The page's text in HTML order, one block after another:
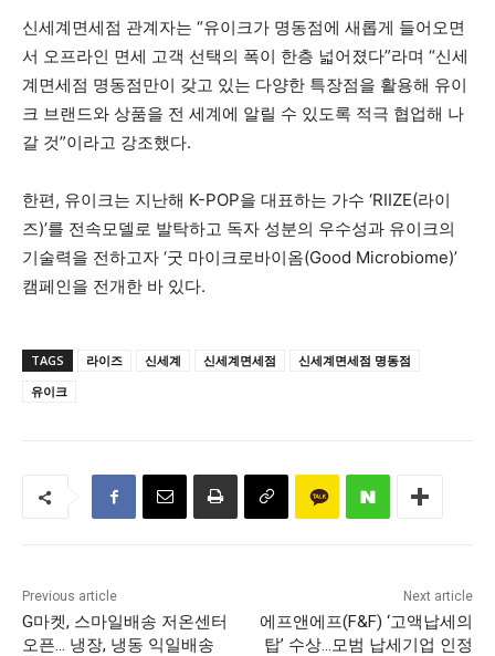
신세계면세점 관계자는 “유이크가 명동점에 새롭게 들어오면
서 오프라인 면세 고객 선택의 폭이 한층 넓어졌다”라며 “신세
계면세점 명동점만이 갖고 있는 다양한 특장점을 활용해 유이
크 브랜드와 상품을 전 세계에 알릴 수 있도록 적극 협업해 나
갈 것”이라고 강조했다.
한편, 유이크는 지난해 K-POP을 대표하는 가수 ‘RIIZE(라이
즈)’를 전속모델로 발탁하고 독자 성분의 우수성과 유이크의
기술력을 전하고자 ‘굿 마이크로바이옴(Good Microbiome)’
캠페인을 전개한 바 있다.
TAGS 라이즈 신세계 신세계면세점
신세계면세점 명동점
유이크
Previous article
G마켓, 스마일배송 저온센터
오픈… 냉장, 냉동 익일배송
Next article
에프앤에프(F&F) ‘고액납세의
탑’ 수상…모범 납세기업 인정